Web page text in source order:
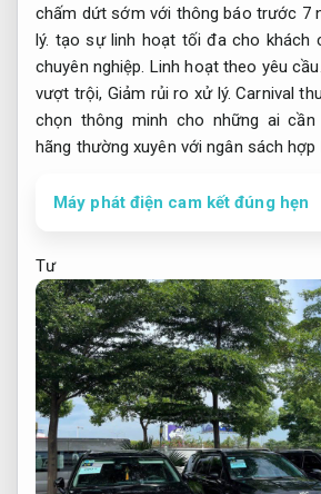
chấm dứt sớm với thông báo trước 7
lý. tạo sự linh hoạt tối đa cho khách
chuyên nghiệp. Linh hoạt theo yêu cầu.
vượt trội, Giảm rủi ro xử lý. Carnival
chọn thông minh cho những ai
hãng thường xuyên với ngân sách hợp
Máy phát điện cam kết đúng hẹn
Tư